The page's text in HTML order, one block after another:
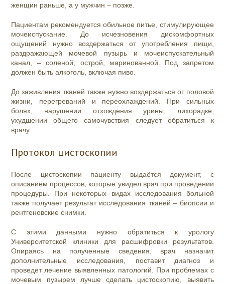
женщин раньше, а у мужчин – позже.
Пациентам рекомендуется обильное питье, стимулирующее
мочеиспускание. До исчезновения дискомфортных
ощущений нужно воздержаться от употребления пищи,
раздражающей мочевой пузырь и мочеиспускательный
канал, – соленой, острой, маринованной. Под запретом
должен быть алкоголь, включая пиво.
До заживления тканей также нужно воздержаться от половой
жизни, перегреваний и переохлаждений. При сильных
болях, нарушении отхождения урины, лихорадке,
ухудшении общего самочувствия следует обратиться к
врачу.
Протокол цистоскопии
После цистоскопии пациенту выдаётся документ, с
описанием процессов, которые увидел врач при проведении
процедуры. При некоторых видах исследования больной
также получает результат исследования тканей – биопсии и
рентгеновские снимки.
С этими данными нужно обратиться к урологу
Университетской клиники для расшифровки результатов.
Опираясь на полученные сведения, врач назначит
дополнительные исследования, поставит диагноз и
проведет лечение выявленных патологий. При проблемах с
мочевым пузырем лучше сделать цистоскопию, выявить